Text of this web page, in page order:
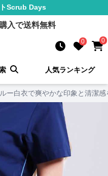
Scrub Days
入で送料無料
0 0
人気ランキング
ー白衣で爽やかな印象と清潔